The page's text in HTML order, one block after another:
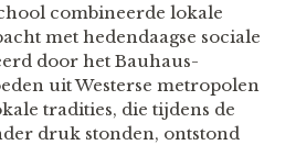
combineerde lokale
met hedendaagse sociale
door het Bauhaus-
uit Westerse metropolen
tradities, die tijdens de
druk stonden, ontstond